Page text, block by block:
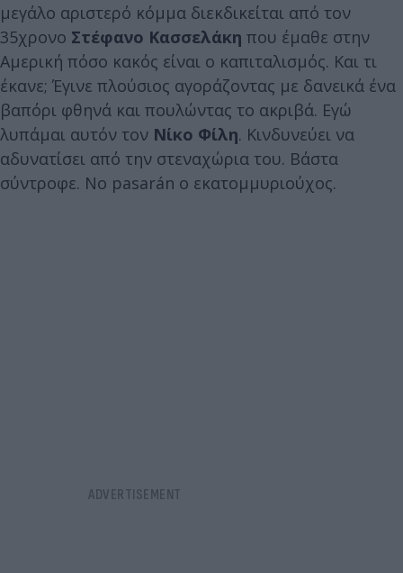
μεγάλο αριστερό κόμμα διεκδικείται από τον
35χρονο Στέφανο Κασσελάκη που έμαθε στην
Αμερική πόσο κακός είναι ο καπιταλισμός. Και τι
έκανε; Έγινε πλούσιος αγοράζοντας με δανεικά ένα
βαπόρι φθηνά και πουλώντας το ακριβά. Εγώ
λυπάμαι αυτόν τον Νίκο Φίλη. Κινδυνεύει να
αδυνατίσει από την στεναχώρια του. Βάστα
σύντροφε. No pasarán ο εκατομμυριούχος.